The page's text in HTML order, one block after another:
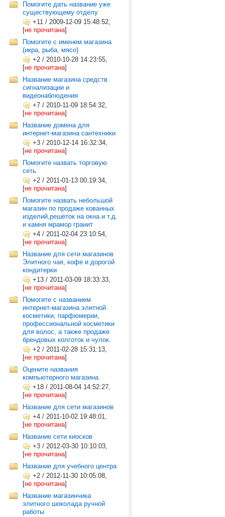
Помогите дать название уже
существующему отделу
+11 / 2009-12-09 15:48:52,
[не прочитана]
Помогите с именем магазина
(икра, рыба, мясо)
+2 / 2010-10-28 14:23:55,
[не прочитана]
Название магазина средств
сигнализации и
видеонаблюдения
+7 / 2010-11-09 18:54:32,
[не прочитана]
Название домена для
интернет-магазина сантехники
+3 / 2010-12-14 16:32:34,
[не прочитана]
Помогите назвать торговую
сеть
+2 / 2011-01-13 00:19:34,
[не прочитана]
Помогите назвать небольшой
магазин по продаже кованных
изделий,решёток на окна и т.д.
и камня мрамор гранит
+4 / 2011-02-04 23:10:54,
[не прочитана]
Название для сети магазинов
Элитного чая, кофе и дорогой
кондитерки
+13 / 2011-03-09 18:33:33,
[не прочитана]
Помогите с названием
интернет-магазина элитной
косметики, парфюмерии,
профессиональной косметики
для волос, а также продаже
брендовых колготок и чулок.
+2 / 2011-02-28 15:31:13,
[не прочитана]
Оцените названия
компьютерного магазина
+18 / 2011-08-04 14:52:27,
[не прочитана]
Название для сети магазинов
+4 / 2011-10-02 19:48:01,
[не прочитана]
Название сети киосков
+3 / 2012-03-30 10:10:03,
[не прочитана]
Название для учебного центра
+2 / 2012-11-30 10:05:08,
[не прочитана]
Название магазинчика
элитного шоколада ручной
работы